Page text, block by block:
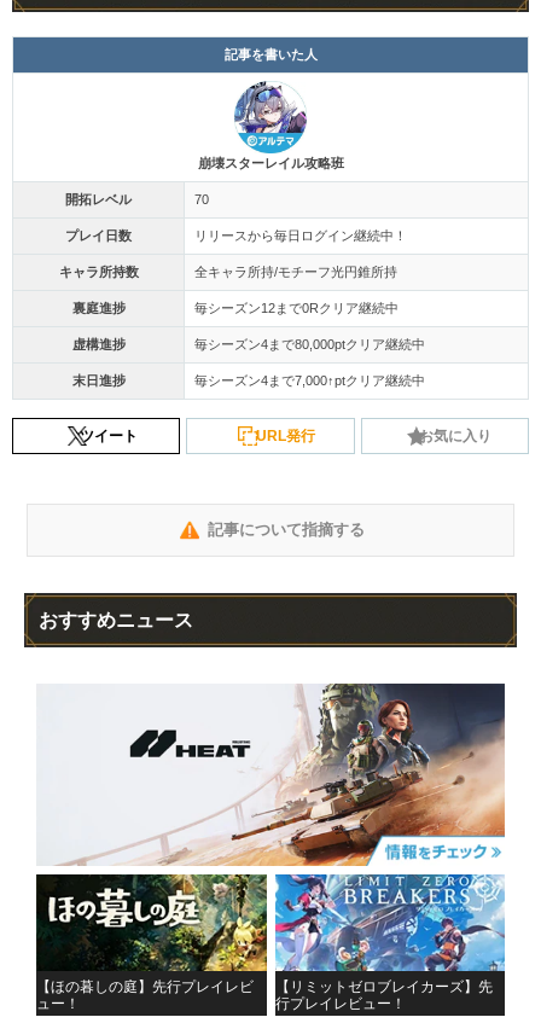
記事を書いた人
崩壊スターレイル攻略班
開拓レベル 70
プレイ日数 リリースから毎日ログイン継続中！
キャラ所持数 全キャラ所持/モチーフ光円錐所持
裏庭進捗 毎シーズン12まで0Rクリア継続中
虚構進捗 毎シーズン4まで80,000ptクリア継続中
末日進捗 毎シーズン4まで7,000↑ptクリア継続中
ツイート URL発行 お気に入り
記事について指摘する
おすすめニュース
【ほの暮しの庭】先行プレイレビ
ュー！
【リミットゼロブレイカーズ】先
行プレイレビュー！